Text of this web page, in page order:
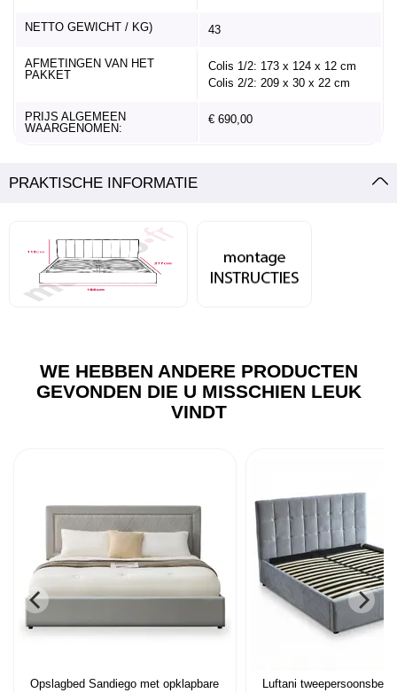
NETTO GEWICHT / KG) 43
AFMETINGEN VAN HET
PAKKET
Colis 1/2: 173 x 124 x 12 cm
Colis 2/2: 209 x 30 x 22 cm
PRIJS ALGEMEEN
WAARGENOMEN:
€ 690,00
PRAKTISCHE INFORMATIE
WE HEBBEN ANDERE PRODUCTEN
GEVONDEN DIE U MISSCHIEN LEUK
VINDT
Opslagbed Sandiego met opklapbare
Luftani tweepersoonsbed